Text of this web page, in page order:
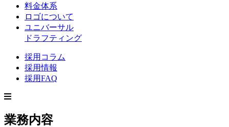
料金体系
ロゴについて
ユニバーサル
ドラフティング
採用コラム
採用情報
採用FAQ
業務内容